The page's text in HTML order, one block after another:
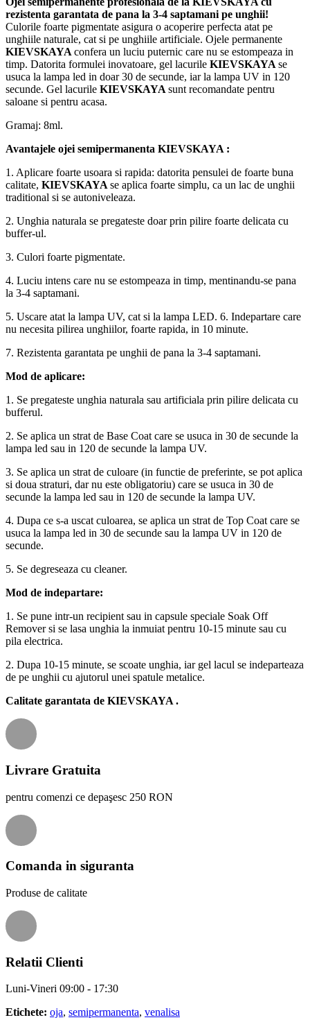
rezistenta garantata de pana la 3-4 saptamani pe unghii!
Culorile foarte pigmentate asigura o acoperire perfecta atat pe
unghiile naturale, cat si pe unghiile artificiale. Ojele permanente
KIEVSKAYA confera un luciu puternic care nu se estompeaza in
timp. Datorita formulei inovatoare, gel lacurile KIEVSKAYA se
usuca la lampa led in doar 30 de secunde, iar la lampa UV in 120
secunde. Gel lacurile KIEVSKAYA sunt recomandate pentru
saloane si pentru acasa.
Gramaj: 8ml.
Avantajele ojei semipermanenta KIEVSKAYA :
1. Aplicare foarte usoara si rapida: datorita pensulei de foarte buna
calitate, KIEVSKAYA se aplica foarte simplu, ca un lac de unghii
traditional si se autoniveleaza.
2. Unghia naturala se pregateste doar prin pilire foarte delicata cu
buffer-ul.
3. Culori foarte pigmentate.
4. Luciu intens care nu se estompeaza in timp, mentinandu-se pana
la 3-4 saptamani.
5. Uscare atat la lampa UV, cat si la lampa LED. 6. Indepartare care
nu necesita pilirea unghiilor, foarte rapida, in 10 minute.
7. Rezistenta garantata pe unghii de pana la 3-4 saptamani.
Mod de aplicare:
1. Se pregateste unghia naturala sau artificiala prin pilire delicata cu
bufferul.
2. Se aplica un strat de Base Coat care se usuca in 30 de secunde la
lampa led sau in 120 de secunde la lampa UV.
3. Se aplica un strat de culoare (in functie de preferinte, se pot aplica
si doua straturi, dar nu este obligatoriu) care se usuca in 30 de
secunde la lampa led sau in 120 de secunde la lampa UV.
4. Dupa ce s-a uscat culoarea, se aplica un strat de Top Coat care se
usuca la lampa led in 30 de secunde sau la lampa UV in 120 de
secunde.
5. Se degreseaza cu cleaner.
Mod de indepartare:
1. Se pune intr-un recipient sau in capsule speciale Soak Off
Remover si se lasa unghia la inmuiat pentru 10-15 minute sau cu
pila electrica.
2. Dupa 10-15 minute, se scoate unghia, iar gel lacul se indeparteaza
de pe unghii cu ajutorul unei spatule metalice.
Calitate garantata de KIEVSKAYA .
Livrare Gratuita
pentru comenzi ce depaşesc 250 RON
Comanda in siguranta
Produse de calitate
Relatii Clienti
Luni-Vineri 09:00 - 17:30
Etichete: oja, semipermanenta, venalisa